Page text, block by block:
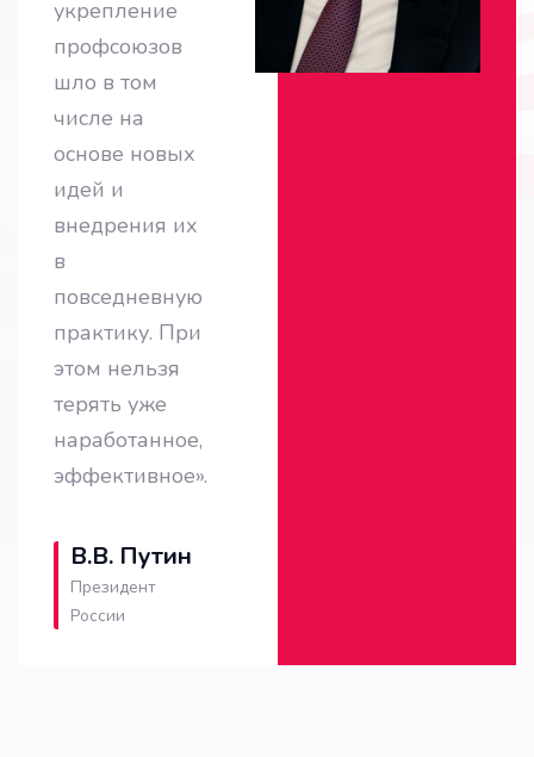
укрепление
профсоюзов
шло в том
числе на
основе новых
идей и
внедрения их
в
повседневную
практику. При
этом нельзя
терять уже
наработанное,
эффективное».
В.В. Путин
Президент
России